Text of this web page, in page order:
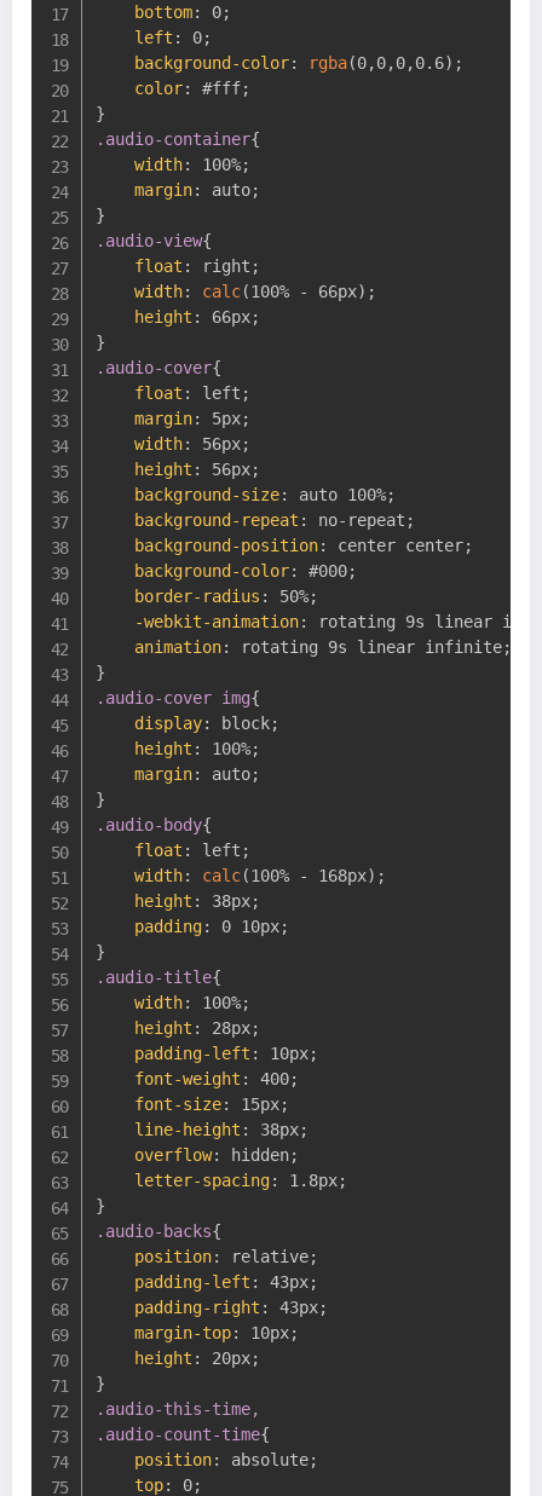
bottom: 0;
left : 0;
background-color: rgba(0,0,0,0.6) ;
color: #fff;
}
.audio-container{
width: 100%;
margin: auto;
}
.audio-view{
float : right ;
width: calc(100% - 66px) ;
height : 66px;
}
.audio-cover{
float : left ;
margin: 5px;
width: 56px;
height : 56px;
background-size: auto 100%;
background-repeat : no-repeat ;
background-position: center center;
background-color: #000;
border-radius : 50%;
-webkit-animation:
rotating 9s linear
animation: rotating 9s linear infinite;
}
.audio-cover img{
display: block;
height : 100%;
margin: auto;
}
.audio-body{
float : left ;
width: calc(100% - 168px) ;
height : 38px;
padding: 0 10px;
}
.audio-title{
width: 100%;
height : 28px;
padding-left : 10px;
font-weight : 400;
font-size: 15px;
line-height : 38px;
overflow: hidden;
letter-spacing: 1.8px;
}
.audio-backs{
position: relative;
padding-left : 43px;
padding-right : 43px;
margin-top: 10px;
height : 20px;
}
.audio-this-time,
.audio-count-time{
position: absolute;
top: 0;